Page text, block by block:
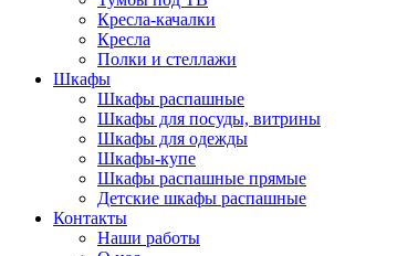
Кресла-качалки
Кресла
Полки и стеллажи
Шкафы
Шкафы распашные
Шкафы для посуды, витрины
Шкафы для одежды
Шкафы-купе
Шкафы распашные прямые
Детские шкафы распашные
Контакты
Наши работы